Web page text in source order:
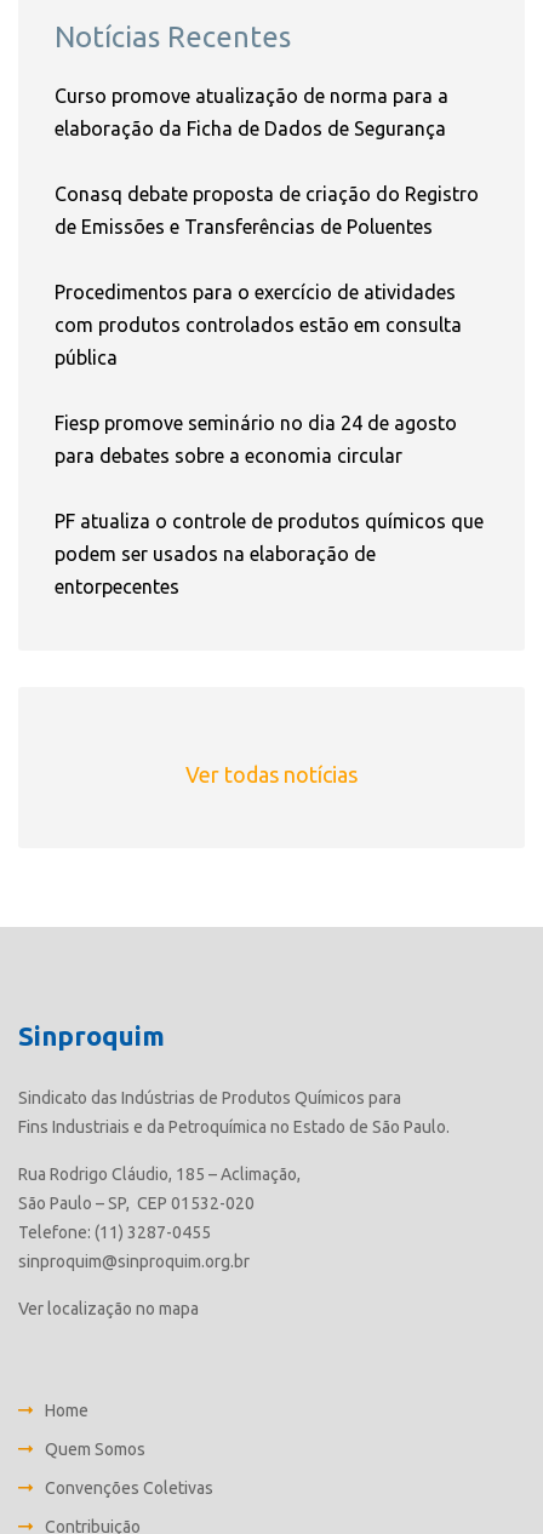
Notícias Recentes
Curso promove atualização de norma para a
elaboração da Ficha de Dados de Segurança
Conasq debate proposta de criação do Registro
de Emissões e Transferências de Poluentes
Procedimentos para o exercício de atividades
com produtos controlados estão em consulta
pública
Fiesp promove seminário no dia 24 de agosto
para debates sobre a economia circular
PF atualiza o controle de produtos químicos que
podem ser usados na elaboração de
entorpecentes
Ver todas notícias
Sinproquim
Sindicato das Indústrias de Produtos Químicos para
Fins Industriais e da Petroquímica no Estado de São Paulo.
Rua Rodrigo Cláudio, 185 – Aclimação,
São Paulo – SP, CEP 01532-020
Telefone: (11) 3287-0455
sinproquim@sinproquim.org.br
Ver localização no mapa
Home
Quem Somos
Convenções Coletivas
Contribuição